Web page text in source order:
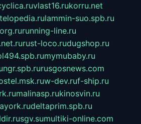
vlast16.rukorru.net
lammin-suo.spb.ru
running-line.ru
rust-loco.rudugshop.ru
mymubaby.ru
ngr.spb.rurusgosnews.com
w-dev.ruf-ship.ru
malinasp.rukinosvin.ru
deltaprim.spb.ru
sgv.sumultiki-online.com